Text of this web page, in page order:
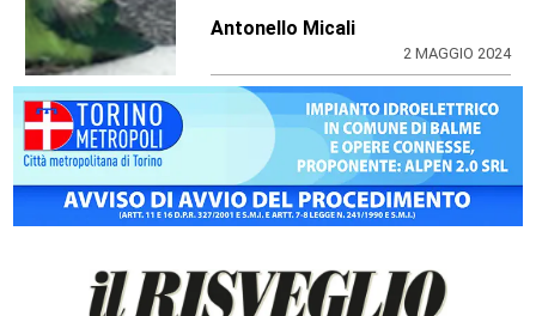
Antonello Micali
2 MAGGIO 2024